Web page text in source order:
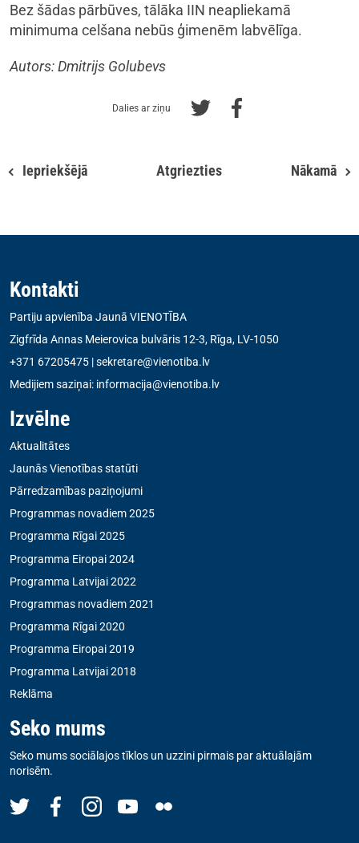
Bez šādas pārbūves, tālāka IIN neapliekamā
minimuma celšana nebūs ģimenēm labvēlīga.
Autors: Dmitrijs Golubevs
Dalies ar ziņu
Iepriekšējā Atgriezties Nākamā
Kontakti
Partiju apvienība Jaunā VIENOTĪBA
Zigfrīda Annas Meierovica bulvāris 12-3, Rīga, LV-1050
+371 67205475 |sekretare@vienotiba.lv
Medijiem saziņai: informacija@vienotiba.lv
Izvēlne
Aktualitātes
Jaunās Vienotības statūti
Pārredzamības paziņojumi
Programmas novadiem 2025
Programma Rīgai 2025
Programma Eiropai 2024
Programma Latvijai 2022
Programmas novadiem 2021
Programma Rīgai 2020
Programma Eiropai 2019
Programma Latvijai 2018
Reklāma
Seko mums
Seko mums sociālajos tīklos un uzzini pirmais par aktuālajām
norisēm.